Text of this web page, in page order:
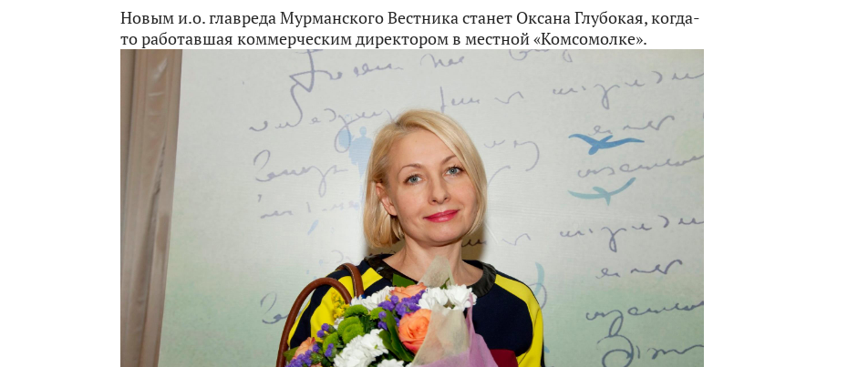
Новым и.о. главреда Мурманского Вестника станет Оксана Глубокая, когда-
то работавшая коммерческим директором в местной «Комсомолке».